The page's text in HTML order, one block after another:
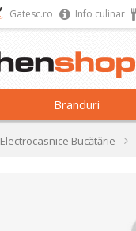
Gatesc.ro Info culinar
Branduri
Electrocasnice Bucătărie